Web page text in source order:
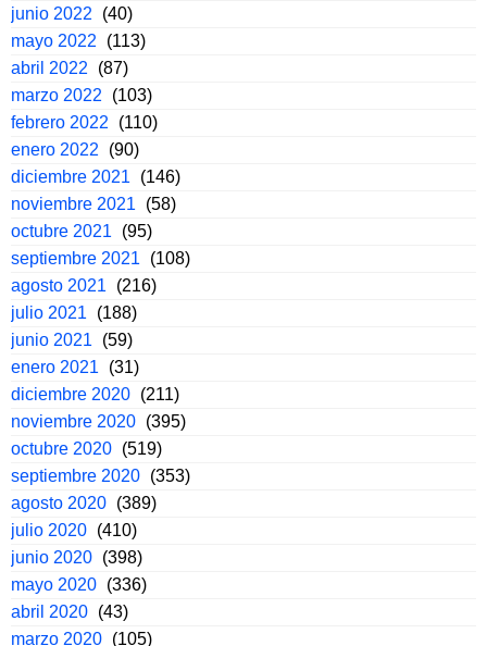
junio 2022
(40)
mayo 2022
(113)
abril 2022
(87)
marzo 2022
(103)
febrero 2022
(110)
enero 2022
(90)
diciembre 2021
(146)
noviembre 2021
(58)
octubre 2021
(95)
septiembre 2021
(108)
agosto 2021
(216)
julio 2021
(188)
junio 2021
(59)
enero 2021
(31)
diciembre 2020 (211)
noviembre 2020 (395)
octubre 2020 (519)
septiembre 2020 (353)
agosto 2020 (389)
julio 2020 (410)
junio 2020 (398)
mayo 2020 (336)
abril 2020 (43)
marzo 2020 (105)